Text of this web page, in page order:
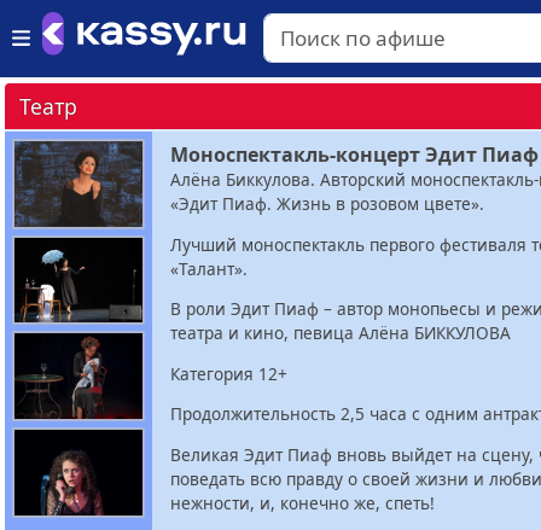
Театр
Моноспектакль-концерт Эдит Пиаф
Алёна Биккулова. Авторский
«Эдит Пиаф. Жизнь в розовом цвете».
Лучший моноспектакль первого фестиваля
«Талант».
В роли Эдит Пиаф – автор монопьесы и
театра и кино, певица Алёна БИККУЛОВА
Категория 12+
Продолжительность 2,5 часа с одним
Великая Эдит Пиаф вновь выйдет на сцену,
поведать всю правду о своей жизни и
нежности, и, конечно же, спеть!